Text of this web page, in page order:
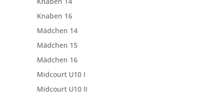
Knaben 16
Mädchen 14
Mädchen 15
Mädchen 16
Midcourt U10 I
Midcourt U10 II